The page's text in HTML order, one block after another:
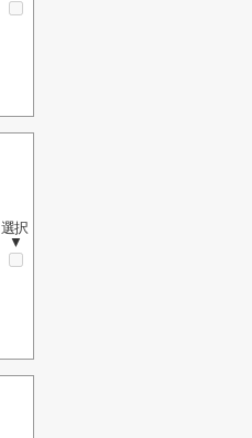
選択
▼